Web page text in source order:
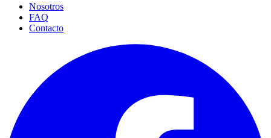
Nosotros
FAQ
Contacto